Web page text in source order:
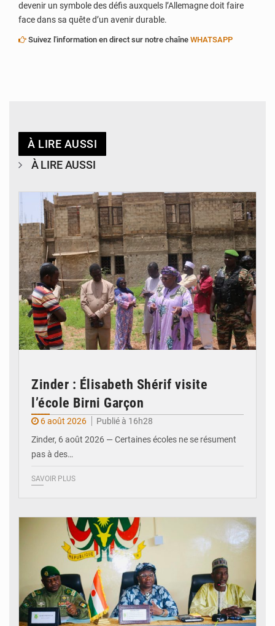
devenir un symbole des défis auxquels l’Allemagne doit faire
face dans sa quête d’un avenir durable.
Suivez l'information en direct sur notre chaîne WHATSAPP
À LIRE AUSSI
À LIRE AUSSI
Zinder : Élisabeth Shérif visite
l’école Birni Garçon
6 août 2026
Publié à 16h28
Zinder, 6 août 2026 — Certaines écoles ne se résument
pas à des…
SAVOIR PLUS